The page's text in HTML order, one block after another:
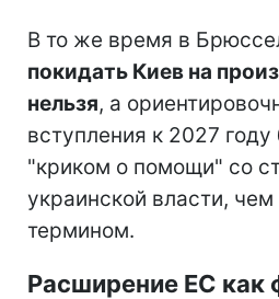
В то же время в
покидать Киев на
нельзя, а
вступления к 2027
"криком о помощи" со
украинской власти,
термином.
Расширение ЕС как